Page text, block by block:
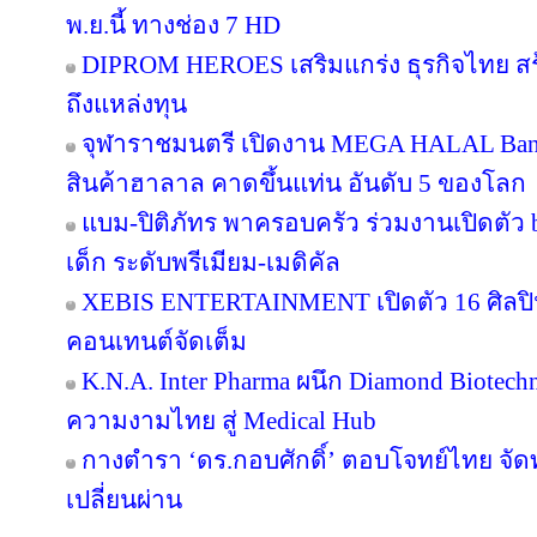
พ.ย.นี้ ทางช่อง 7 HD
DIPROM HEROES เสริมแกร่ง ธุรกิจไทย
ถึงแหล่งทุน
จุฬาราชมนตรี เปิดงาน MEGA HALAL
สินค้าฮาลาล คาดขึ้นแท่น อันดับ 5 ของโลก
แบม-ปิติภัทร พาครอบครัว ร่วมงานเปิดตัว
เด็ก ระดับพรีเมียม-เมดิคัล
XEBIS ENTERTAINMENT เปิดตัว 16 ศิ
คอนเทนต์จัดเต็ม
K.N.A. Inter Pharma ผนึก Diamond
ความงามไทย สู่ Medical Hub
กางตำรา ‘ดร.กอบศักดิ์’ ตอบโจทย์ไทย
เปลี่ยนผ่าน